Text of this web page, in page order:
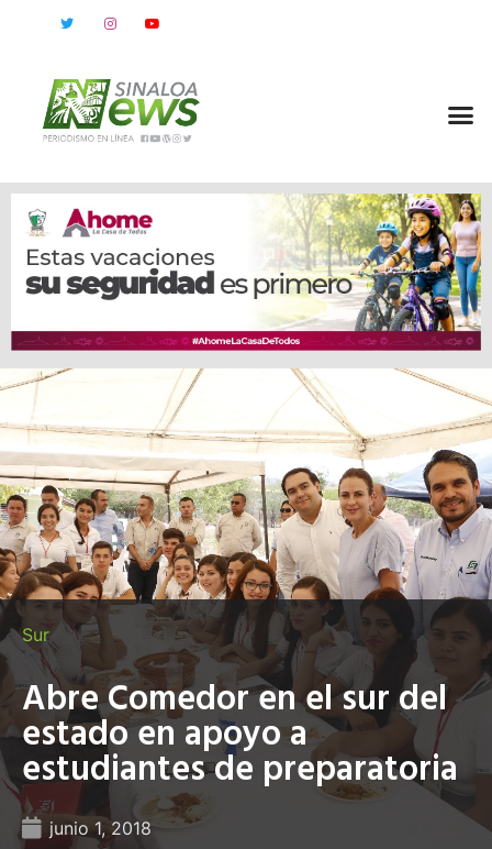
Sur
Abre Comedor en el sur del
estado en apoyo a
estudiantes de preparatoria
junio 1, 2018